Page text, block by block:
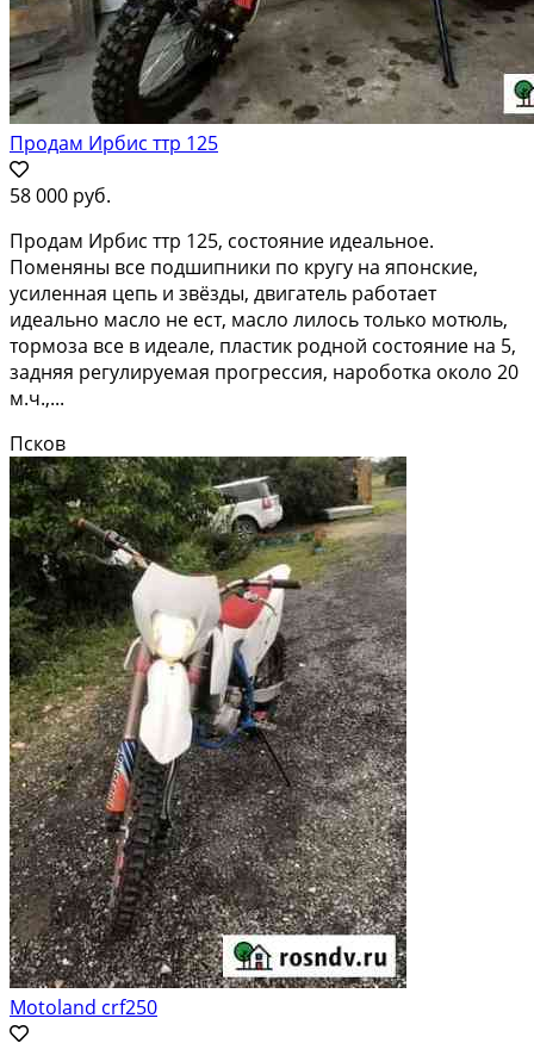
Продам Ирбис ттр 125
58 000 руб.
Продам Ирбис ттр 125, состояние идеальное.
Поменяны все подшипники по кругу на японские,
усиленная цепь и звёзды, двигатель работает
идеально масло не ест, масло лилось только мотюль,
тормоза все в идеале, пластик родной состояние на 5,
задняя регулируемая прогрессия, нароботка около 20
м.ч.,...
Псков
Motoland crf250